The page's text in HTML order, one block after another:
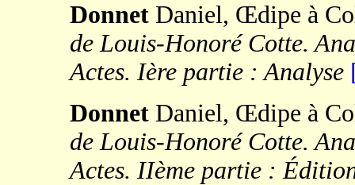
Donnet Daniel, Œdipe à
de Louis-Honoré Cotte.
Actes. Ière partie : Analyse
Donnet Daniel, Œdipe à
de Louis-Honoré Cotte.
Actes. IIème partie :